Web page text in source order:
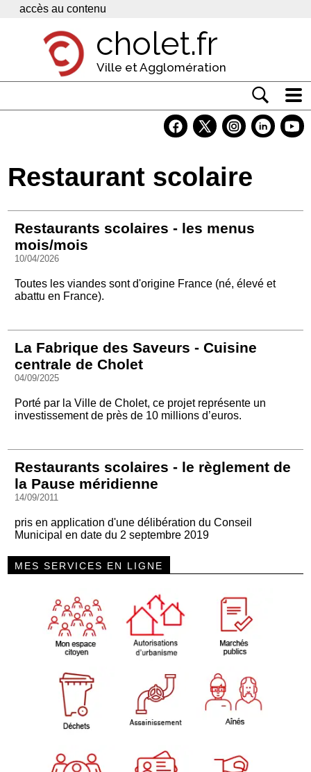
Panneau de gestion des cookies
accès au contenu
cholet.fr
Ville et Agglomération
Economie
Services
Contacts
Restaurant scolaire
Restaurants scolaires - les menus
mois/mois
10/04/2026
Toutes les viandes sont d'origine France (né, élevé et
abattu en France).
La Fabrique des Saveurs - Cuisine
centrale de Cholet
04/09/2025
Porté par la Ville de Cholet, ce projet représente un
investissement de près de 10 millions d’euros.
Restaurants scolaires - le règlement de
la Pause méridienne
14/09/2011
pris en application d'une délibération du Conseil
Municipal en date du 2 septembre 2019
MES SERVICES EN LIGNE